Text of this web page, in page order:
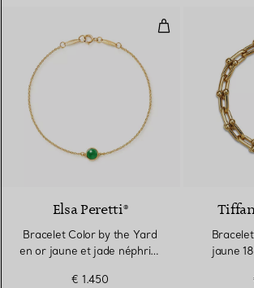
Bracelet Color
Elsa Peretti®
Bracelet Color by the Yard
en or jaune et jade néphrite
€ 1.450
jaune